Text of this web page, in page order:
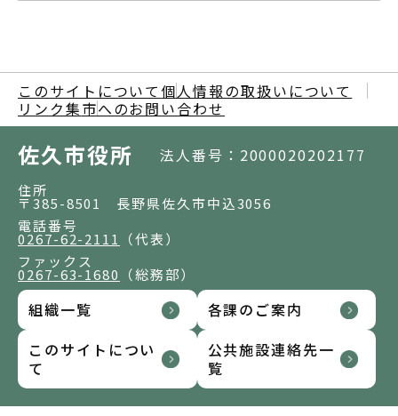
このサイトについて 個人情報の取扱いについて
リンク集市へのお問い合わせ
佐久市役所 法人番号：2000020202177
住所
〒385-8501 長野県佐久市中込3056
電話番号
0267-62-2111
（代表）
ファックス
0267-63-1680 （総務部）
組織一覧
各課のご案内
このサイトについ
て
公共施設連絡先一
覧